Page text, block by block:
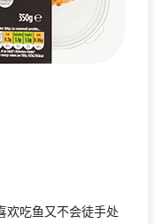
欢吃鱼又不会徒手处